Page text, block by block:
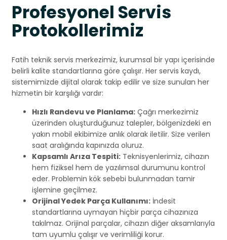
Profesyonel Servis
Protokollerimiz
Fatih teknik servis merkezimiz, kurumsal bir yapı içerisinde
belirli kalite standartlarına göre çalışır. Her servis kaydı,
sistemimizde dijital olarak takip edilir ve size sunulan her
hizmetin bir karşılığı vardır:
Hızlı Randevu ve Planlama: Çağrı merkezimiz
üzerinden oluşturduğunuz talepler, bölgenizdeki en
yakın mobil ekibimize anlık olarak iletilir. Size verilen
saat aralığında kapınızda oluruz.
Kapsamlı Arıza Tespiti: Teknisyenlerimiz, cihazın
hem fiziksel hem de yazılımsal durumunu kontrol
eder. Problemin kök sebebi bulunmadan tamir
işlemine geçilmez.
Orijinal Yedek Parça Kullanımı: İndesit
standartlarına uymayan hiçbir parça cihazınıza
takılmaz. Orijinal parçalar, cihazın diğer aksamlarıyla
tam uyumlu çalışır ve verimliliği korur.